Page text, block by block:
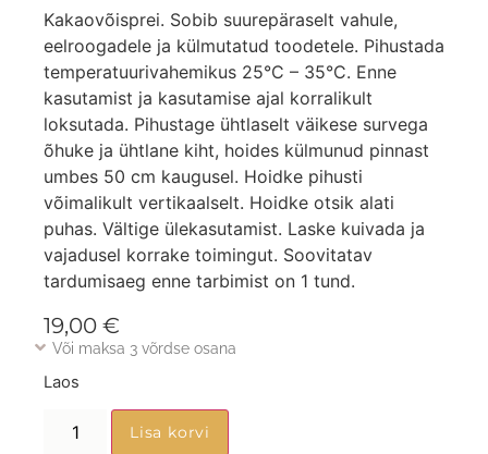
Kakaovõisprei. Sobib suurepäraselt vahule,
eelroogadele ja külmutatud toodetele. Pihustada
temperatuurivahemikus 25°C – 35°C. Enne
kasutamist ja kasutamise ajal korralikult
loksutada. Pihustage ühtlaselt väikese survega
õhuke ja ühtlane kiht, hoides külmunud pinnast
umbes 50 cm kaugusel. Hoidke pihusti
võimalikult vertikaalselt. Hoidke otsik alati
puhas. Vältige ülekasutamist. Laske kuivada ja
vajadusel korrake toimingut. Soovitatav
tardumisaeg enne tarbimist on 1 tund.
19,00 €
Või maksa 3 võrdse osana
Laos
Lisa korvi